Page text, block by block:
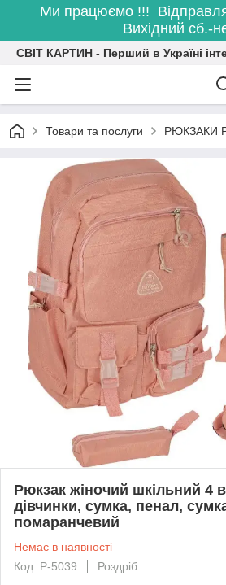
Ми працюємо !!!
Вихідний сб.-
СВІТ КАРТИН - Перший в Україні
Товари та послуги РЮКЗАКИ
Рюкзак жіночий шкільний 4
дівчинки, сумка, пенал,
помаранчевий
Немає в наявності
Код: Р-5039
Роздріб